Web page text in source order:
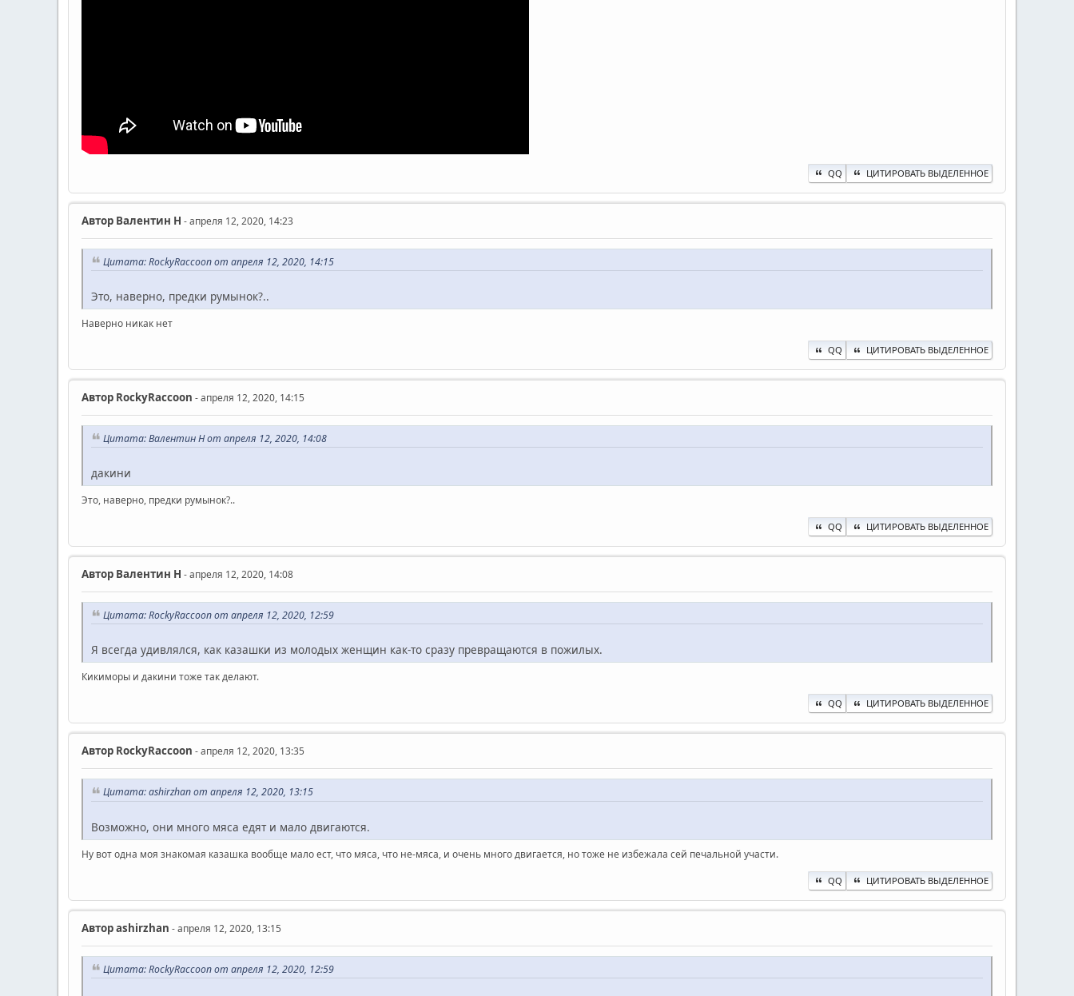
QQ ЦИТИРОВАТЬ ВЫДЕЛЕННОЕ
Автор Валентин Н - апреля 12, 2020, 14:23
Цитата: RockyRaccoon от апреля 12, 2020, 14:15
Это, наверно, предки румынок?..
Наверно никак нет
QQ ЦИТИРОВАТЬ ВЫДЕЛЕННОЕ
Автор RockyRaccoon - апреля 12, 2020, 14:15
Цитата: Валентин Н от апреля 12, 2020, 14:08
дакини
Это, наверно, предки румынок?..
QQ ЦИТИРОВАТЬ ВЫДЕЛЕННОЕ
Автор Валентин Н - апреля 12, 2020, 14:08
Цитата: RockyRaccoon от апреля 12, 2020, 12:59
Я всегда удивлялся, как казашки из молодых женщин как-то сразу превращаются в пожилых.
Кикиморы и дакини тоже так делают.
QQ ЦИТИРОВАТЬ ВЫДЕЛЕННОЕ
Автор RockyRaccoon - апреля 12, 2020, 13:35
Цитата: ashirzhan от апреля 12, 2020, 13:15
Возможно, они много мяса едят и мало двигаются.
Ну вот одна моя знакомая казашка вообще мало ест, что мяса, что не-мяса, и очень много двигается, но тоже не избежала сей печальной участи.
QQ ЦИТИРОВАТЬ ВЫДЕЛЕННОЕ
Авторashirzhan - апреля 12, 2020, 13:15
Цитата: RockyRaccoon от апреля 12, 2020, 12:59